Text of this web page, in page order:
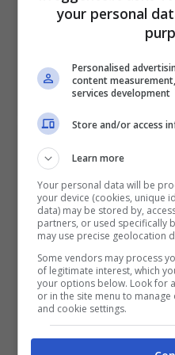
Mostra
Bonus
50% sul
your personal
Personalised
content
services development
Store and/or access
Learn more
Your personal data will be
your device (cookies, unique
data) may be stored by,
partners, or used specifically
may use precise geolocation
Some vendors may process
of legitimate interest, which
your options below. Look for
or in the site menu to
and cookie settings.